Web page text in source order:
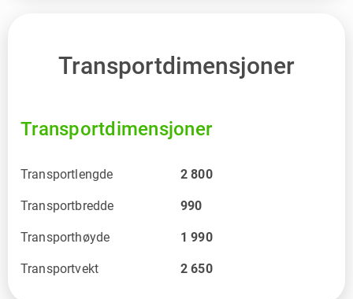
Transportdimensjoner
Transportdimensjoner
Transportlengde 2 800
Transportbredde 990
Transporthøyde 1 990
Transportvekt 2 650